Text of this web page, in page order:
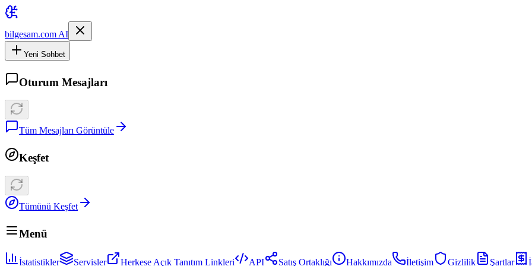
bilgesam.com AI
Yeni Sohbet
Oturum Mesajları
Tüm Mesajları Görüntüle
Keşfet
Tümünü Keşfet
Menü
İstatistikler Servisler Herkese Açık Tanıtım Linkleri API Satış Ortaklığı Hakkımızda İletişim Gizlilik Şartlar